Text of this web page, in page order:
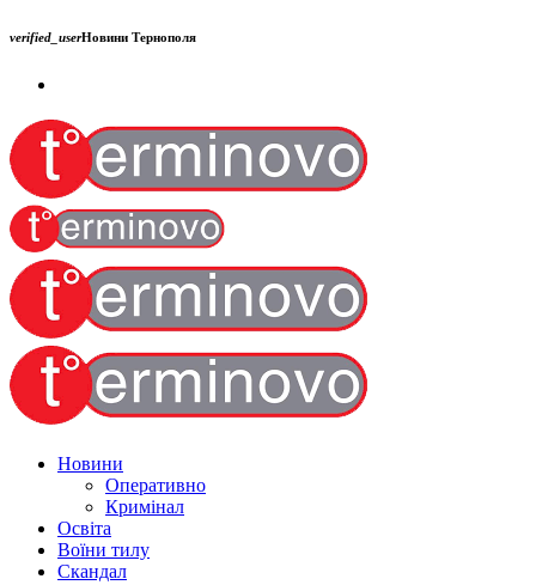
verified_userНовини Тернополя
Новини
Оперативно
Кримінал
Освіта
Воїни тилу
Скандал